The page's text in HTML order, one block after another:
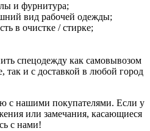
и фурнитура;
вид рабочей одежды;
в очистке / стирке;
спецодежду как самовывозом
так и с доставкой в любой город
с нашими покупателями. Если у
или замечания, касающиеся
с нами!